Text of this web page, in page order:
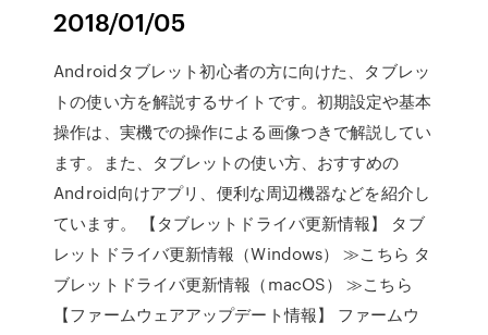
2018/01/05
Androidタブレット初心者の方に向けた、タブレッ
トの使い方を解説するサイトです。初期設定や基本
操作は、実機での操作による画像つきで解説してい
ます。また、タブレットの使い方、おすすめの
Android向けアプリ、便利な周辺機器などを紹介し
ています。 【タブレットドライバ更新情報】 タブ
レットドライバ更新情報（Windows） ≫こちら タ
ブレットドライバ更新情報（macOS） ≫こちら
【ファームウェアアップデート情報】 ファームウ